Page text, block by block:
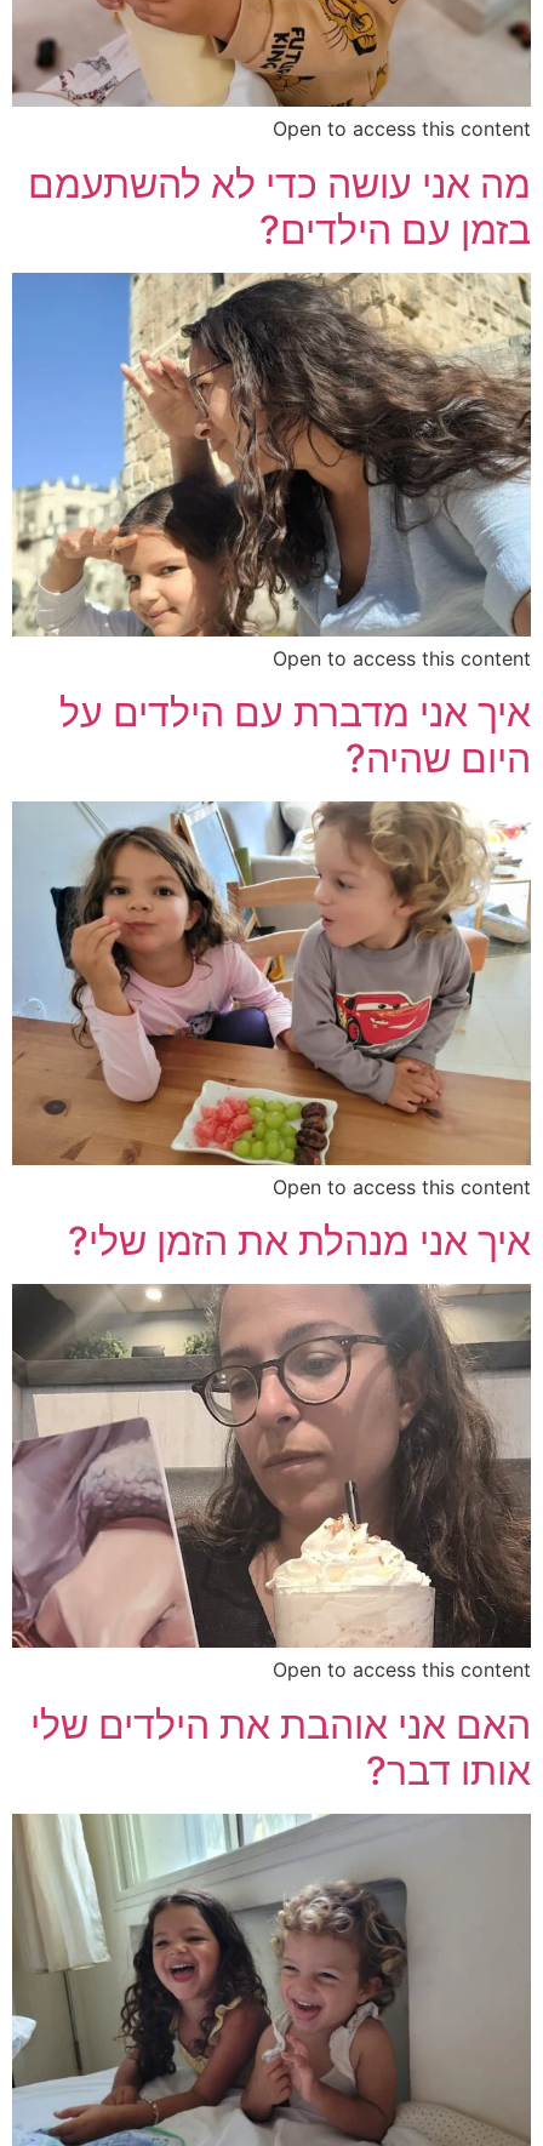
Open to access this content
מה אני עושה כדי לא להשתעמם
בזמן עם הילדים?
Open to access this content
איך אני מדברת עם הילדים על
היום שהיה?
Open to access this content
איך אני מנהלת את הזמן שלי?
Open to access this content
האם אני אוהבת את הילדים שלי
אותו דבר?